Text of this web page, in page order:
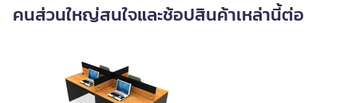
คนส่วนใหญ่สนใจและช้อปสินค้าเหล่านี้ต่อ